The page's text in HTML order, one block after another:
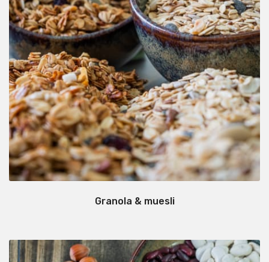
Granola & muesli